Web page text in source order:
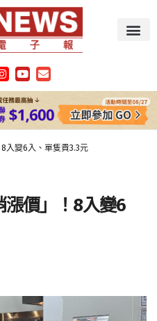
入變6入、單隻貴3.3元
漲價」！8入變6